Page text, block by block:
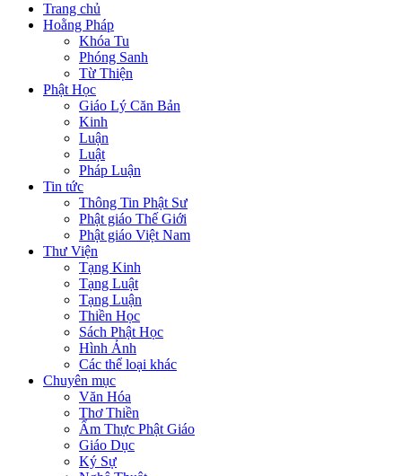
Trang chủ
Hoằng Pháp
Khóa Tu
Phóng Sanh
Từ Thiện
Phật Học
Giáo Lý Căn Bản
Kinh
Luận
Luật
Pháp Luận
Tin tức
Thông Tin Phật Sư
Phật giáo Thế Giới
Phật giáo Việt Nam
Thư Viện
Tạng Kinh
Tạng Luật
Tạng Luận
Thiền Học
Sách Phật Học
Hình Ảnh
Các thể loại khác
Chuyên mục
Văn Hóa
Thơ Thiền
Ẩm Thực Phật Giáo
Giáo Dục
Ký Sự